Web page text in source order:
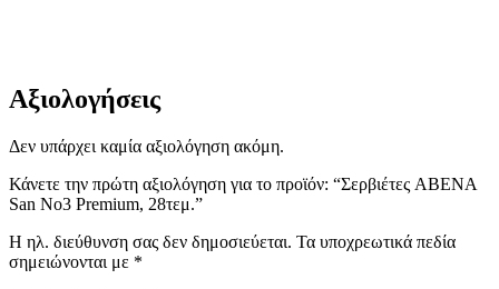
Αξιολογήσεις
Δεν υπάρχει καμία αξιολόγηση ακόμη.
Κάνετε την πρώτη αξιολόγηση για το προϊόν: “Σερβιέτες ABENA
San No3 Premium, 28τεμ.”
Η ηλ. διεύθυνση σας δεν δημοσιεύεται. Τα υποχρεωτικά πεδία
σημειώνονται με *